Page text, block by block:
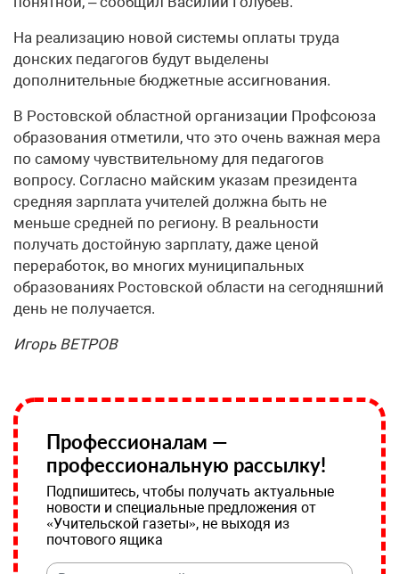
На реализацию новой системы оплаты труда
донских педагогов будут выделены
дополнительные бюджетные ассигнования.
В Ростовской областной организации Профсоюза
образования отметили, что это очень важная мера
по самому чувствительному для педагогов
вопросу. Согласно майским указам президента
средняя зарплата учителей должна быть не
меньше средней по региону. В реальности
получать достойную зарплату, даже ценой
переработок, во многих муниципальных
образованиях Ростовской области на сегодняшний
день не получается.
Игорь ВЕТРОВ
Профессионалам —
профессиональную рассылку!
Подпишитесь, чтобы получать актуальные
новости и специальные предложения от
«Учительской газеты», не выходя из
почтового ящика